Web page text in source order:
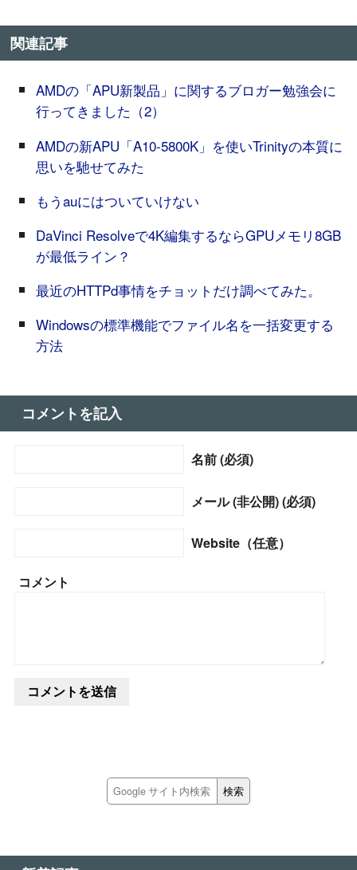
関連記事
AMDの「APU新製品」に関するブロガー勉強会に
行ってきました（2）
AMDの新APU「A10-5800K」を使いTrinityの本質に
思いを馳せてみた
もうauにはついていけない
DaVinci Resolveで4K編集するならGPUメモリ8GB
が最低ライン？
最近のHTTPd事情をチョットだけ調べてみた。
Windowsの標準機能でファイル名を一括変更する
方法
コメントを記入
名前 (必須)
メール (非公開) (必須)
Website（任意）
コメント